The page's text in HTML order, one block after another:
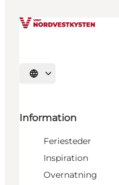
Vælg sprog
Information
Feriesteder
Inspiration
Overnatning